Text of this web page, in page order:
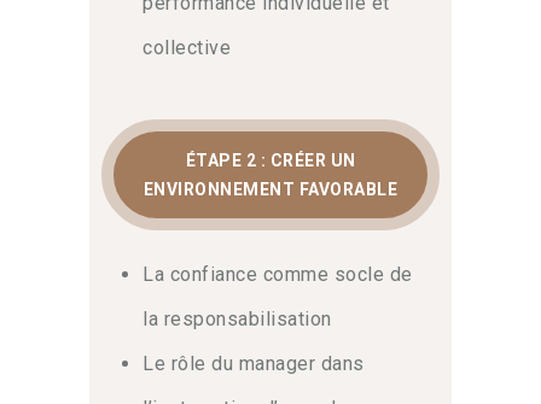
La délégation ne signifie pas
montée en compétence.Dans cette
optique
, le programme détaille
comment choisir les missions
porteuses de sens et suivre leur
réalisation.Également, vous
pratiquerez des techniques de
efforts et ajuster les trajectoires.
engage durablement chaque
collective
ÉTAPE 2 : CRÉER UN
ENVIRONNEMENT FAVORABLE
La confiance comme socle de
la responsabilisation
Le rôle du manager dans